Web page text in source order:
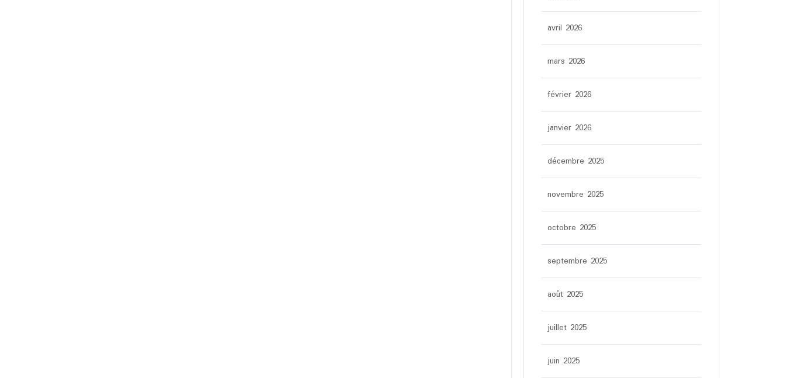
avril 2026
mars 2026
février 2026
janvier 2026
décembre 2025
novembre 2025
octobre 2025
septembre 2025
août 2025
juillet 2025
juin 2025